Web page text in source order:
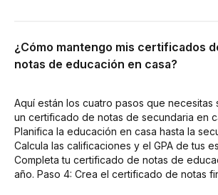
¿Cómo mantengo mis certificados
notas de educación en casa?
Aquí están los cuatro pasos que necesitas
un certificado de notas de secundaria en
Planifica la educación en casa hasta la
Calcula las calificaciones y el GPA de tus
Completa tu certificado de notas de
año. Paso 4: Crea el certificado de notas